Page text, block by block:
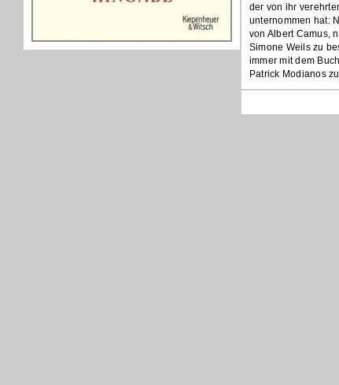
der von ihr
unternommen hat:
von Albert Camus,
Simone Weils zu
immer mit dem
Patrick Modianos